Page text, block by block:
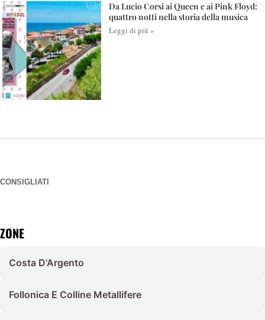
Da Lucio Corsi ai Queen e ai Pink Floyd:
quattro notti nella storia della musica
Leggi di più »
CONSIGLIATI
ZONE
Costa D'Argento
Follonica E Colline Metallifere